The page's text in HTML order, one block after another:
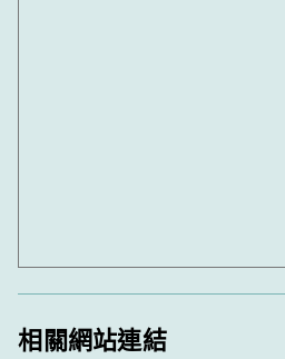
相關網站連結